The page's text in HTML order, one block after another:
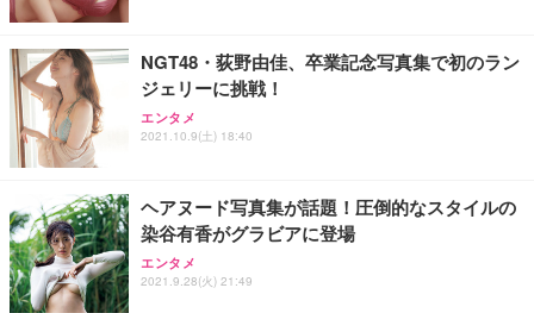
NGT48・荻野由佳、卒業記念写真集で初のラン
ジェリーに挑戦！
エンタメ
2021.10.9(土) 18:40
ヘアヌード写真集が話題！圧倒的なスタイルの
染谷有香がグラビアに登場
エンタメ
2021.9.28(火) 21:49